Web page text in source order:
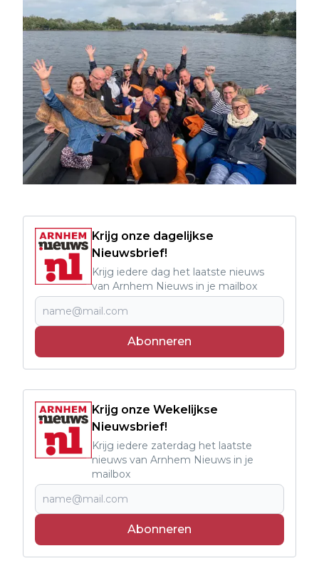
Krijg onze dagelijkse
Nieuwsbrief!
Krijg iedere dag het laatste nieuws
van Arnhem Nieuws in je mailbox
Abonneren
Krijg onze Wekelijkse
Nieuwsbrief!
Krijg iedere zaterdag het laatste
nieuws van Arnhem Nieuws in je
mailbox
Abonneren